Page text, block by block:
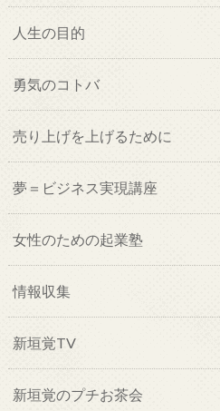
人生の目的
勇気のコトバ
売り上げを上げるために
夢＝ビジネス実現講座
女性のための起業塾
情報収集
新垣覚TV
新垣覚のプチお茶会